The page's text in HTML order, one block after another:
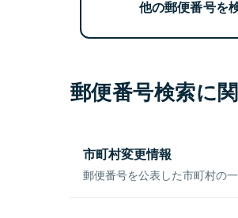
他の郵便番号を
郵便番号検索に
市町村変更情報
郵便番号を公表した市町村の